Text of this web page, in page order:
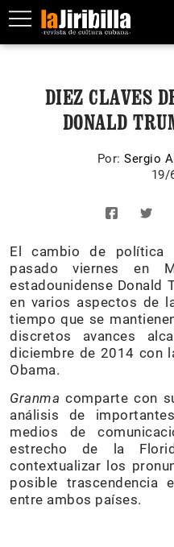
DIEZ CLAVES
DONALD
Por:Sergio
19/
El cambio de política
pasado viernes en
estadounidense Donald
en varios aspectos de
tiempo que se
discretos avances
diciembre de 2014 con
Obama.
Granma comparte con
análisis de
medios de
estrecho de la
contextualizar los
posible
entre ambos países.